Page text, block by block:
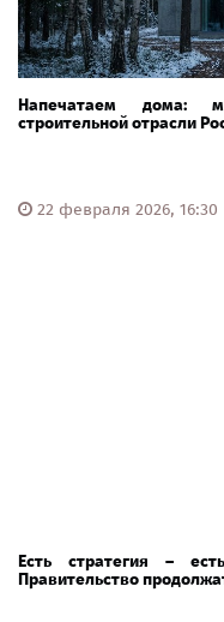
Напечатаем дома:
строительной отрасли
22 февраля 2026, 16:30
Есть стратегия –
Правительство